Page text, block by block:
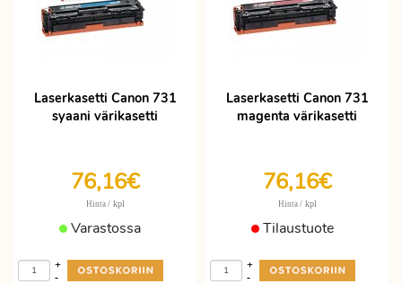
Laserkasetti Canon 731
syaani värikasetti
76,16€
Hinta / kpl
Varastossa
-
+
Laserkasetti Canon 731
magenta värikasetti
76,16€
Hinta / kpl
Tilaustuote
-
+